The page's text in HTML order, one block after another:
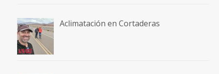
Aclimatación en Cortaderas